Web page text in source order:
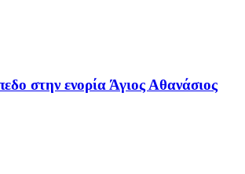
στην ενορία Άγιος Αθανάσιος